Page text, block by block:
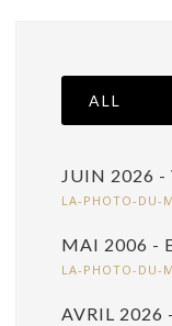
ALL
JUIN 2026 -
LA-PHOTO-DU-
MAI 2006 -
LA-PHOTO-DU-
AVRIL 2026